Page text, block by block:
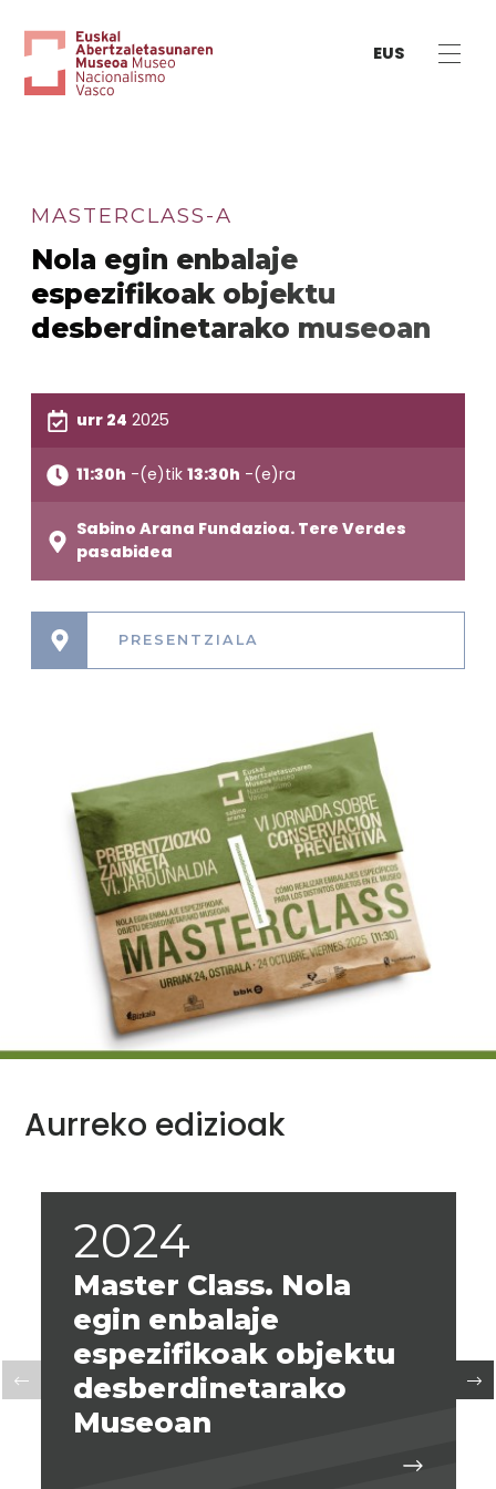
EUS
MASTERCLASS-A
Nola egin enbalaje
espezifikoak objektu
desberdinetarako museoan
urr 24 2025
11:30h -(e)tik13:30h -(e)ra
Sabino Arana Fundazioa. Tere Verdes
pasabidea
PRESENTZIALA
Aurreko edizioak
2024
Master Class. Nola
egin enbalaje
espezifikoak objektu
desberdinetarako
Museoan